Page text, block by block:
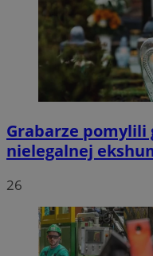
Grabarze pomylili
nielegalnej
26